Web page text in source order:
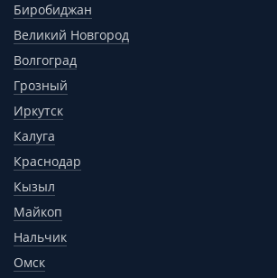
Биробиджан
Великий Новгород
Волгоград
Грозный
Иркутск
Калуга
Краснодар
Кызыл
Майкоп
Нальчик
Омск